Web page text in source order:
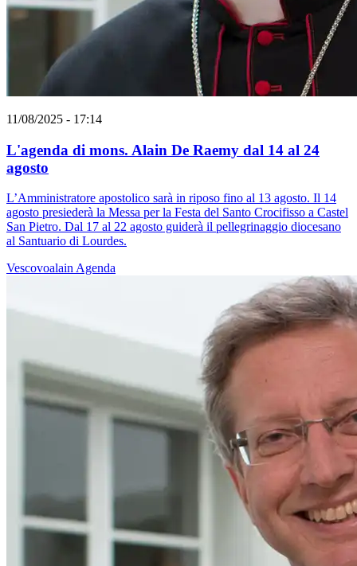
11/08/2025 - 17:14
L'agenda di mons. Alain De Raemy dal 14 al 24
agosto
L’Amministratore apostolico sarà in riposo fino al 13 agosto. Il 14
agosto presiederà la Messa per la Festa del Santo Crocifisso a Castel
San Pietro. Dal 17 al 22 agosto guiderà il pellegrinaggio diocesano
al Santuario di Lourdes.
Vescovoalain Agenda